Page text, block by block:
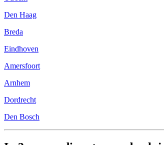
Den Haag
Breda
Eindhoven
Amersfoort
Arnhem
Dordrecht
Den Bosch